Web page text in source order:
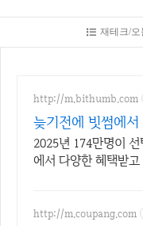
재테크/오
http://m.bithumb.com
늦기전에 빗썸에
규 가입 시 5만원
2025년 174만명이
에서 다양한 혜택받
http://m.coupang.com